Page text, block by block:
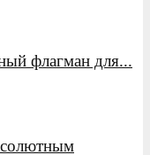
флагман для...